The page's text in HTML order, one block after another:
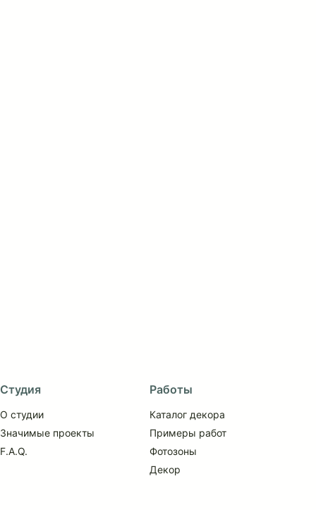
Студия
О студии
Значимые проекты
F.A.Q.
Работы
Каталог декора
Примеры работ
Фотозоны
Декор